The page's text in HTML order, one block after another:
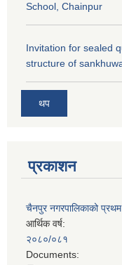
School, Chainpur
Invitation for sealed
structure of
थप
प्रकाशन
चैनपुर नगरपालिकाको
आर्थिक वर्ष:
२०८०/०८१
Documents: